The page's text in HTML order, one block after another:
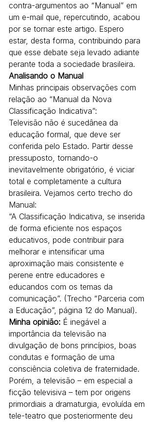
contra-argumentos ao “Manual” em
um e-mail que, repercutindo, acabou
por se tornar este artigo. Espero
estar, desta forma, contribuindo para
que esse debate seja levado adiante
perante toda a sociedade brasileira.
Analisando o Manual
Minhas principais observações com
relação ao “Manual da Nova
Classificação Indicativa”:
Televisão não é sucedânea da
educação formal, que deve ser
conferida pelo Estado. Partir desse
pressuposto, tornando-o
inevitavelmente obrigatório, é viciar
total e completamente a cultura
brasileira. Vejamos certo trecho do
Manual:
“A Classificação Indicativa, se inserida
de forma eficiente nos espaços
educativos, pode contribuir para
melhorar e intensificar uma
aproximação mais consistente e
perene entre educadores e
educandos com os temas da
comunicação”. (Trecho “Parceria com
a Educação”, página 12 do Manual).
Minha opinião: É inegável a
importância da televisão na
divulgação de bons princípios, boas
condutas e formação de uma
consciência coletiva de fraternidade.
Porém, a televisão – em especial a
ficção televisiva – tem por origens
primordiais a dramaturgia, evoluída em
tele-teatro que posteriormente deu